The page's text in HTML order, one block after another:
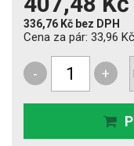
336,76 Kč bez DPH
Cena za pár: 33,96 Kč
- +